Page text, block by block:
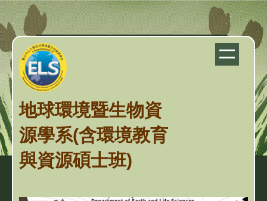
跳
到
主
要
內
容
區 地球環境暨生物資
源學系(含環境教育
與資源碩士班)